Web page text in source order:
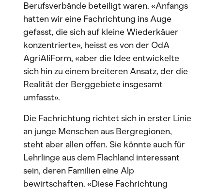
Berufsverbände beteiligt waren. «Anfangs
hatten wir eine Fachrichtung ins Auge
gefasst, die sich auf kleine Wiederkäuer
konzentrierte», heisst es von der OdA
AgriAliForm, «aber die Idee entwickelte
sich hin zu einem breiteren Ansatz, der die
Realität der Berggebiete insgesamt
umfasst».
Die Fachrichtung richtet sich in erster Linie
an junge Menschen aus Bergregionen,
steht aber allen offen. Sie könnte auch für
Lehrlinge aus dem Flachland interessant
sein, deren Familien eine Alp
bewirtschaften. «Diese Fachrichtung